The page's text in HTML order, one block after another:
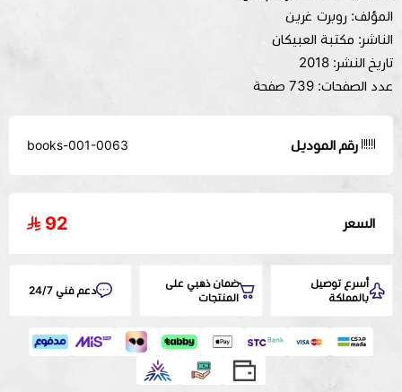
المؤلف: روبرت غرين
الناشر: مكتبة العبيكان
تاريخ النشر: 2018
عدد الصفحات: 739 صفحة
رقم الموديل books-001-0063
السعر 92
أسرع توصيل
بالمملكة
ضمان ذهبي على
المنتجات
دعم فني 24/7